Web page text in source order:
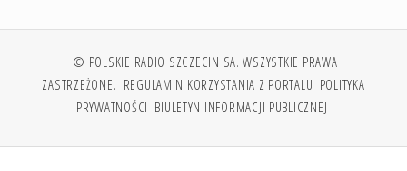
© POLSKIE RADIO SZCZECIN SA. WSZYSTKIE PRAWA
ZASTRZEŻONE. REGULAMIN KORZYSTANIA Z PORTALU POLITYKA
PRYWATNOŚCI BIULETYN INFORMACJI PUBLICZNEJ